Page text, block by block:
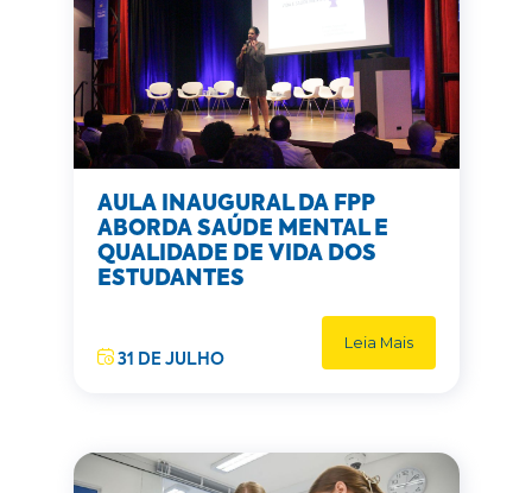
AULA INAUGURAL DA FPP
ABORDA SAÚDE MENTAL E
QUALIDADE DE VIDA DOS
ESTUDANTES
31 DE JULHO
Leia Mais